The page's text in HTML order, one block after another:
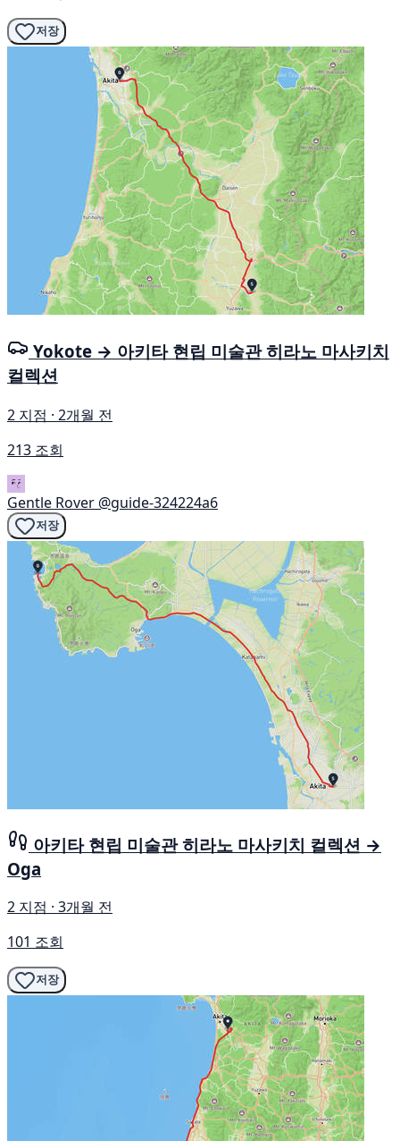
저장
Yokote → 아키타 현립 미술관 히라노 마사키치
컬렉션
2 지점 · 2개월 전
213 조회
Gentle Rover @guide-324224a6
저장
아키타 현립 미술관 히라노 마사키치 컬렉션 →
Oga
2 지점 · 3개월 전
101 조회
저장